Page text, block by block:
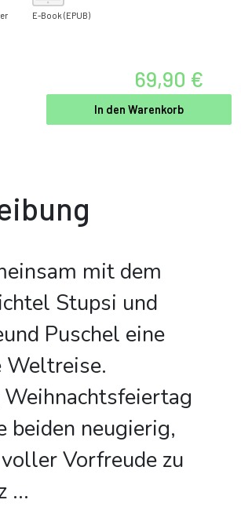
E-Book (EPUB)
69,90 €
In den Warenkorb
mit dem
Stupsi und
Puschel eine
Weltreise.
beiden neugierig,
Vorfreude zu
...